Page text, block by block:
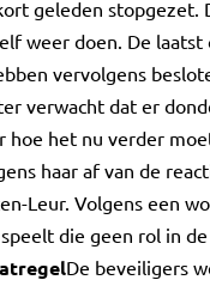
geleden stopgezet.
weer doen. De laatst
vervolgens
verwacht dat er
hoe het nu verder
haar af van de
Leur. Volgens een
die geen rol in
De beveiligers